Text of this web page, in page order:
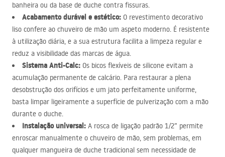
banheira ou da base de duche contra fissuras.
Acabamento durável e estético: O revestimento decorativo
liso confere ao chuveiro de mão um aspeto moderno. É resistente
à utilização diária, e a sua estrutura facilita a limpeza regular e
reduz a visibilidade das marcas de água.
Sistema Anti-Calc: Os bicos flexíveis de silicone evitam a
acumulação permanente de calcário. Para restaurar a plena
desobstrução dos orifícios e um jato perfeitamente uniforme,
basta limpar ligeiramente a superfície de pulverização com a mão
durante o duche.
Instalação universal: A rosca de ligação padrão 1/2” permite
enroscar manualmente o chuveiro de mão, sem problemas, em
qualquer mangueira de duche tradicional sem necessidade de